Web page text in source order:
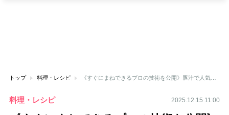
トップ 料理・レシピ 《すぐにまねできるプロの技術を公開》豚汁で人気の3店が教える作り方のコツ＆レシピ
料理・レシピ 2025.12.15 11:00